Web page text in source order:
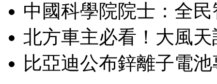
中國科學院院士：全
北方車主必看！大風
比亞迪公布鋅離子電